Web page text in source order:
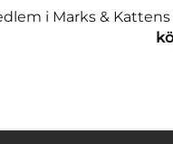
i Marks &